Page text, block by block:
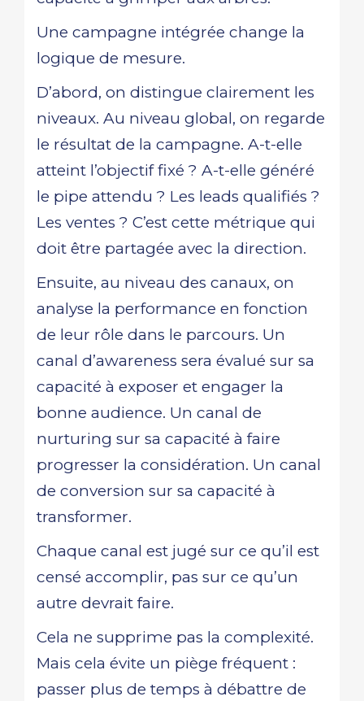
Une campagne intégrée change la
logique de mesure.
D’abord, on distingue clairement les
niveaux. Au niveau global, on regarde
le résultat de la campagne. A-t-elle
atteint l’objectif fixé ? A-t-elle généré
le pipe attendu ? Les leads qualifiés ?
Les ventes ? C’est cette métrique qui
doit être partagée avec la direction.
Ensuite, au niveau des canaux, on
analyse la performance en fonction
de leur rôle dans le parcours. Un
canal d’awareness sera évalué sur sa
capacité à exposer et engager la
bonne audience. Un canal de
nurturing sur sa capacité à faire
progresser la considération. Un canal
de conversion sur sa capacité à
transformer.
Chaque canal est jugé sur ce qu’il est
censé accomplir, pas sur ce qu’un
autre devrait faire.
Cela ne supprime pas la complexité.
Mais cela évite un piège fréquent :
passer plus de temps à débattre de